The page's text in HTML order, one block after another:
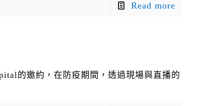
Read more
的邀約，在防疫期間，透過現場與直播的